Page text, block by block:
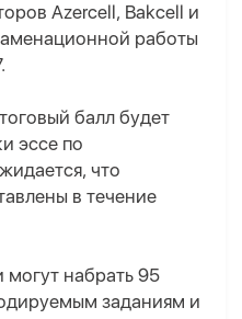
Azercell, Bakcell и
работы
балл будет
эссе по
что
в течение
набрать 95
заданиям и